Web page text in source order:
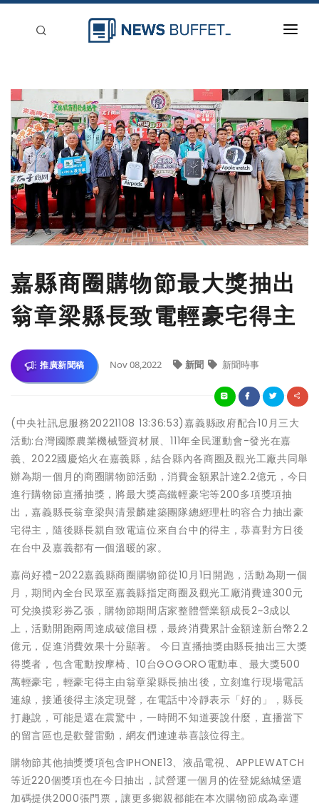
新聞稿分類
登入
刊登
嘉縣商圈購物節最大獎抽出
翁章梁縣長致電輕豪宅得主
推廣新聞稿 Nov 08,2022 新聞 新聞時事
(中央社訊息服務20221108 13:36:53)嘉義縣政府配合10月三大
活動:台灣國際農業機械暨資材展、111年全民運動會-發光在嘉
義、2022國慶焰火在嘉義縣，結合縣內各商圈及觀光工廠共同舉
辦為期一個月的商圈購物節活動，消費金額累計達2.2億元，今日
進行購物節直播抽獎，將最大獎高鐵輕豪宅等200多項獎項抽
出，嘉義縣長翁章梁與清景麟建築團隊總經理杜昀容合力抽出豪
宅得主，隨後縣長親自致電這位來自台中的得主，恭喜對方日後
在台中及嘉義都有一個溫暖的家。
嘉尚好禮-2022嘉義縣商圈購物節從10月1日開跑，活動為期一個
月，期間內全台民眾至嘉義縣指定商圈及觀光工廠消費達300元
可兌換摸彩券乙張，購物節期間店家整體營業額成長2~3成以
上，活動開跑兩周達成破億目標，最終消費累計金額達新台幣2.2
億元，促進消費效果十分顯著。 今日直播抽獎由縣長抽出三大獎
得獎者，包含電動按摩椅、10台GOGORO電動車、最大獎500
萬輕豪宅，輕豪宅得主由翁章梁縣長抽出後，立刻進行現場電話
連線，接通後得主淡定現聲，在電話中冷靜表示「好的」，縣長
打趣說，可能是還在震驚中，一時間不知道要說什麼，直播當下
的留言區也是歡聲雷動，網友們連連恭喜該位得主。
購物節其他抽獎獎項包含IPHONE13、液晶電視、APPLEWATCH
等近220個獎項也在今日抽出，試營運一個月的佐登妮絲城堡還
加碼提供2000張門票，讓更多鄉親都能在本次購物節成為幸運